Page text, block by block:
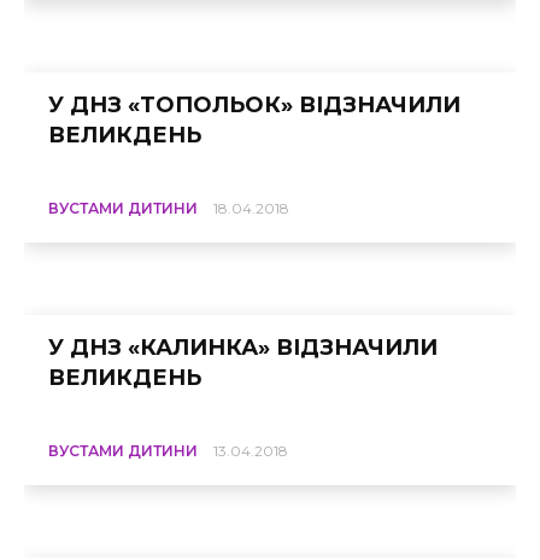
У ДНЗ «ТОПОЛЬОК» ВІДЗНАЧИЛИ
ВЕЛИКДЕНЬ
ВУСТАМИ ДИТИНИ 18.04.2018
У ДНЗ «КАЛИНКА» ВІДЗНАЧИЛИ
ВЕЛИКДЕНЬ
ВУСТАМИ ДИТИНИ 13.04.2018